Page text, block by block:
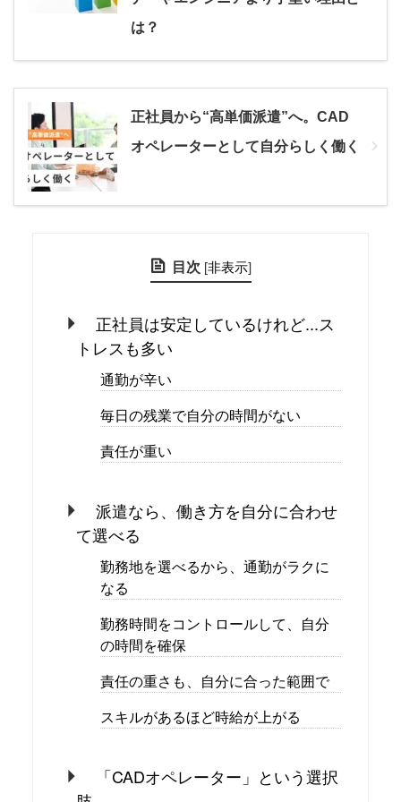
は？
正社員から“高単価派遣”へ。CAD
オペレーターとして自分らしく働く
目次 [非表示]
正社員は安定しているけれど...ス
トレスも多い
通勤が辛い
毎日の残業で自分の時間がない
責任が重い
派遣なら、働き方を自分に合わせ
て選べる
勤務地を選べるから、通勤がラクに
なる
勤務時間をコントロールして、自分
の時間を確保
責任の重さも、自分に合った範囲で
スキルがあるほど時給が上がる
「CADオペレーター」という選択